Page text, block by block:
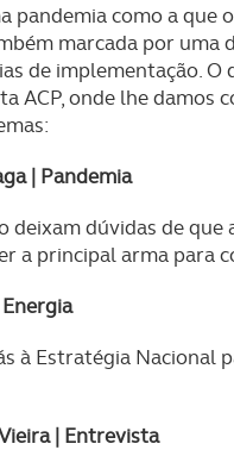
pandemia como a que
marcada por
de implementação. O
ACP, onde lhe
| Pandemia
deixam dúvidas de
a principal arma para
à Estratégia Nacional
| Entrevista